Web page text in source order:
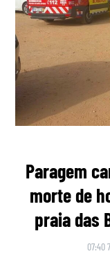
Paragem
morte de
praia das
07:40